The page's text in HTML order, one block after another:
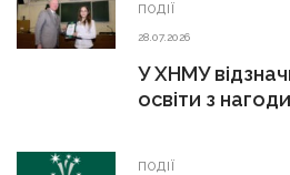
ПОДІЇ
28.07.2026
У ХНМУ
освіти з
ПОДІЇ